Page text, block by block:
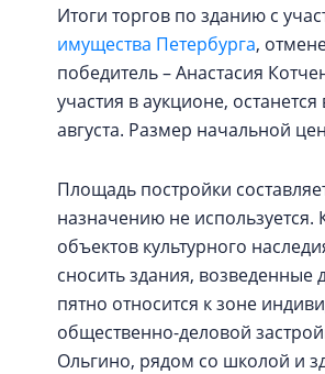
Итоги торгов по зданию с
имущества Петербурга,
победитель – Анастасия
участия в аукционе,
августа. Размер начальной
Площадь постройки
назначению не используется.
объектов культурного
сносить здания,
пятно относится к зоне
общественно-деловой
Ольгино, рядом со школой и